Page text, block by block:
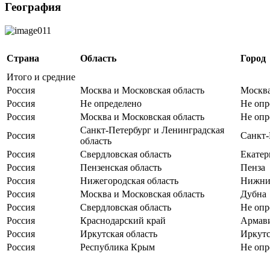
География
Страна Область
Город
Итого и средние
Россия
Москва и Московская область
Россия
Не определено
Не
Россия
Москва и Московская область
Не
Россия
Санкт-Петербург и Ленинградская
область
Санкт-
Россия
Свердловская область
Россия
Пензенская область
Пенза
Россия
Нижегородская область
Россия
Москва и Московская область
Дубна
Россия
Свердловская область
Не
Россия
Краснодарский край
Россия
Иркутская область
Россия
Республика Крым
Не